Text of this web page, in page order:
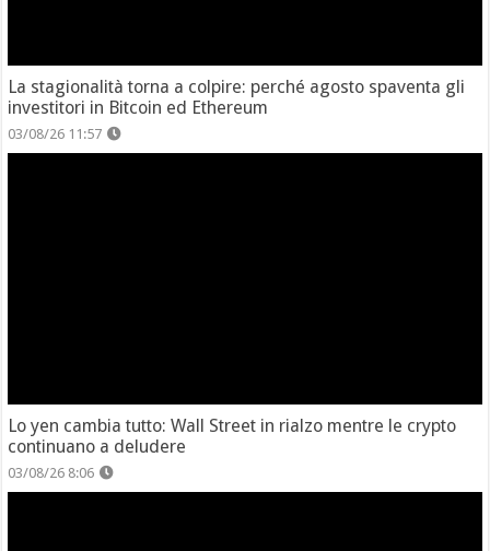
La stagionalità torna a colpire: perché agosto spaventa gli
investitori in Bitcoin ed Ethereum
03/08/26 11:57
Lo yen cambia tutto: Wall Street in rialzo mentre le crypto
continuano a deludere
03/08/26 8:06